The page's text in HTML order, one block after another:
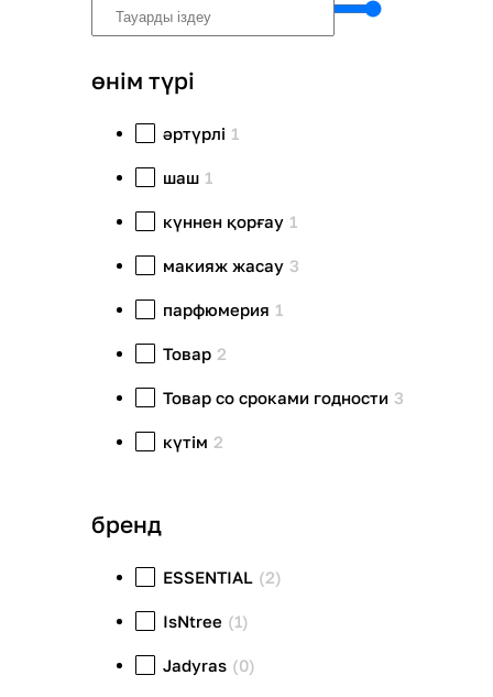
өнім түрі
әртүрлі 1
шаш 1
күннен қорғау 1
макияж жасау 3
парфюмерия 1
Товар 2
Товар со сроками годности 3
күтім 2
бренд
ESSENTIAL (2)
IsNtree (1)
Jadyras (0)